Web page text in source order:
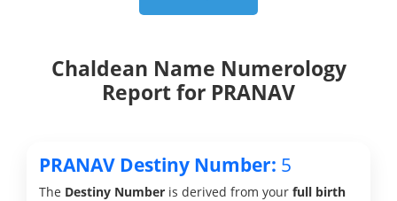
Chaldean Name Numerology
Report for PRANAV
PRANAV Destiny Number: 5
The Destiny Number is derived from your full birth